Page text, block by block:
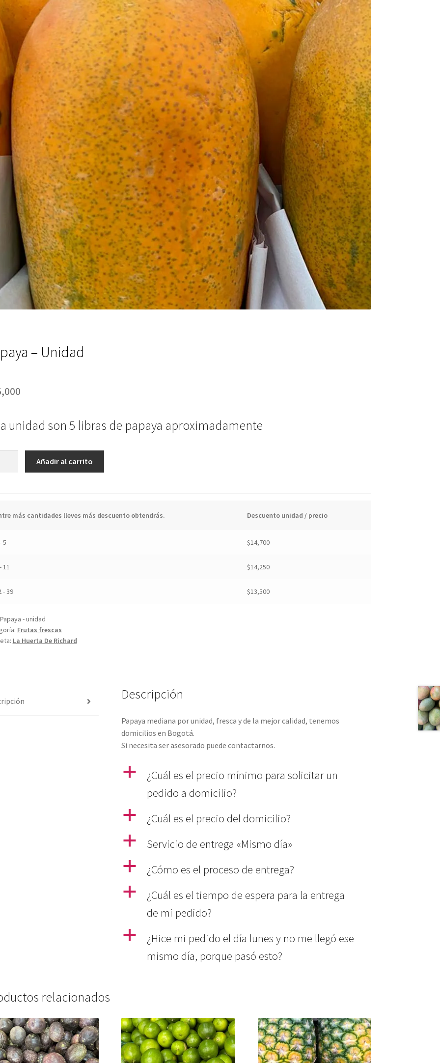
– Unidad
unidad son 5 libras de papaya aproximadamente
Añadir al carrito
más cantidades lleves más descuento obtendrás. Descuento unidad / precio
5 $14,700
11 $14,250
- 39 $13,500
Papaya - unidad
Frutas frescas
La Huerta De Richard
Descripción
Papaya mediana por unidad, fresca y de la mejor calidad, tenemos
domicilios en Bogotá.
Si necesita ser asesorado puede contactarnos.
a
¿Cuál es el precio mínimo para solicitar un
pedido a domicilio?
a
¿Cuál es el precio del domicilio?
a
Servicio de entrega «Mismo día»
a
¿Cómo es el proceso de entrega?
a
¿Cuál es el tiempo de espera para la entrega
de mi pedido?
a
¿Hice mi pedido el día lunes y no me llegó ese
mismo día, porque pasó esto?
relacionados